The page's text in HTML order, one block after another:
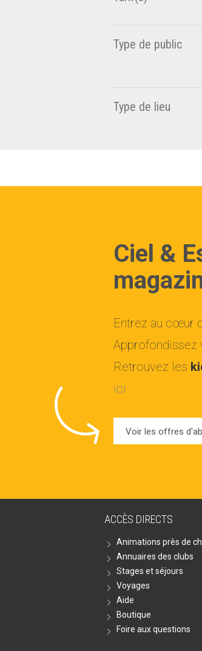
Type de public
Type de lieu
Ciel &
Entrez au cœur
Approfondissez
Retrouvez les
ici
Voir les offres
ACCÈS DIRECTS
Animations près de
Annuaires des clubs
Stages et séjours
Voyages
Aide
Boutique
Foire aux questions